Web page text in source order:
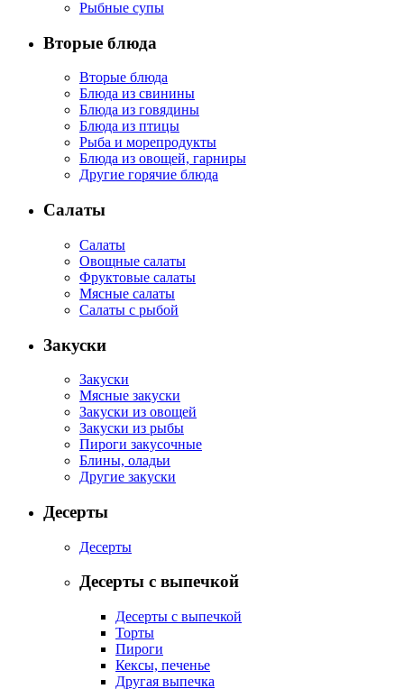
Рыбные супы
Вторые блюда
Вторые блюда
Блюда из свинины
Блюда из говядины
Блюда из птицы
Рыба и морепродукты
Блюда из овощей, гарниры
Другие горячие блюда
Салаты
Салаты
Овощные салаты
Фруктовые салаты
Мясные салаты
Салаты с рыбой
Закуски
Закуски
Мясные закуски
Закуски из овощей
Закуски из рыбы
Пироги закусочные
Блины, оладьи
Другие закуски
Десерты
Десерты
Десерты с выпечкой
Десерты с выпечкой
Торты
Пироги
Кексы, печенье
Другая выпечка